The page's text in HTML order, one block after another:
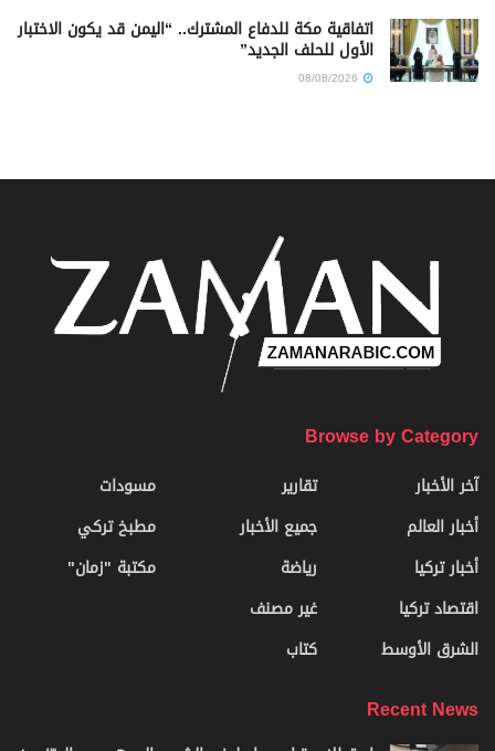
اتفاقية مكة للدفاع المشترك.. “اليمن قد يكون الاختبار
الأول للحلف الجديد”
Browse by Category
آخر الأخبار
أخبار العالم
أخبار تركيا
اقتصاد تركيا
الشرق الأوسط
تقارير
جميع الأخبار
رياضة
غير مصنف
كتاب
مسودات
مطبخ تركي
مكتبة "زمان"
Recent News